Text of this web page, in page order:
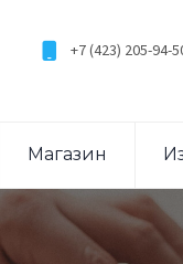
+7 (423) 205-94-
Магазин